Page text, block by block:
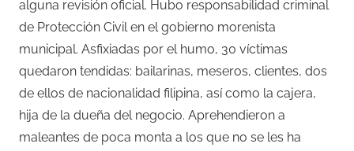
alguna revisión oficial. Hubo responsabilidad criminal
de Protección Civil en el gobierno morenista
municipal. Asfixiadas por el humo, 30 víctimas
quedaron tendidas: bailarinas, meseros, clientes, dos
de ellos de nacionalidad filipina, así como la cajera,
hija de la dueña del negocio. Aprehendieron a
maleantes de poca monta a los que no se les ha